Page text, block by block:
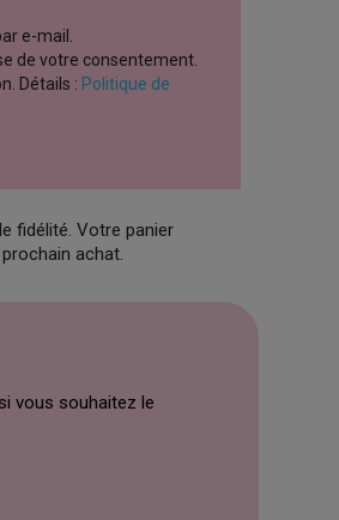
e-mail.
de votre consentement.
Détails : Politique de
fidélité. Votre panier
achat.
vous souhaitez le